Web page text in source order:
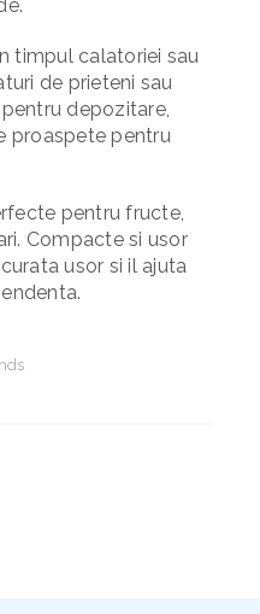
timpul calatoriei sau
de prieteni sau
depozitare,
proaspete pentru
pentru fructe,
Compacte si usor
usor si il ajuta